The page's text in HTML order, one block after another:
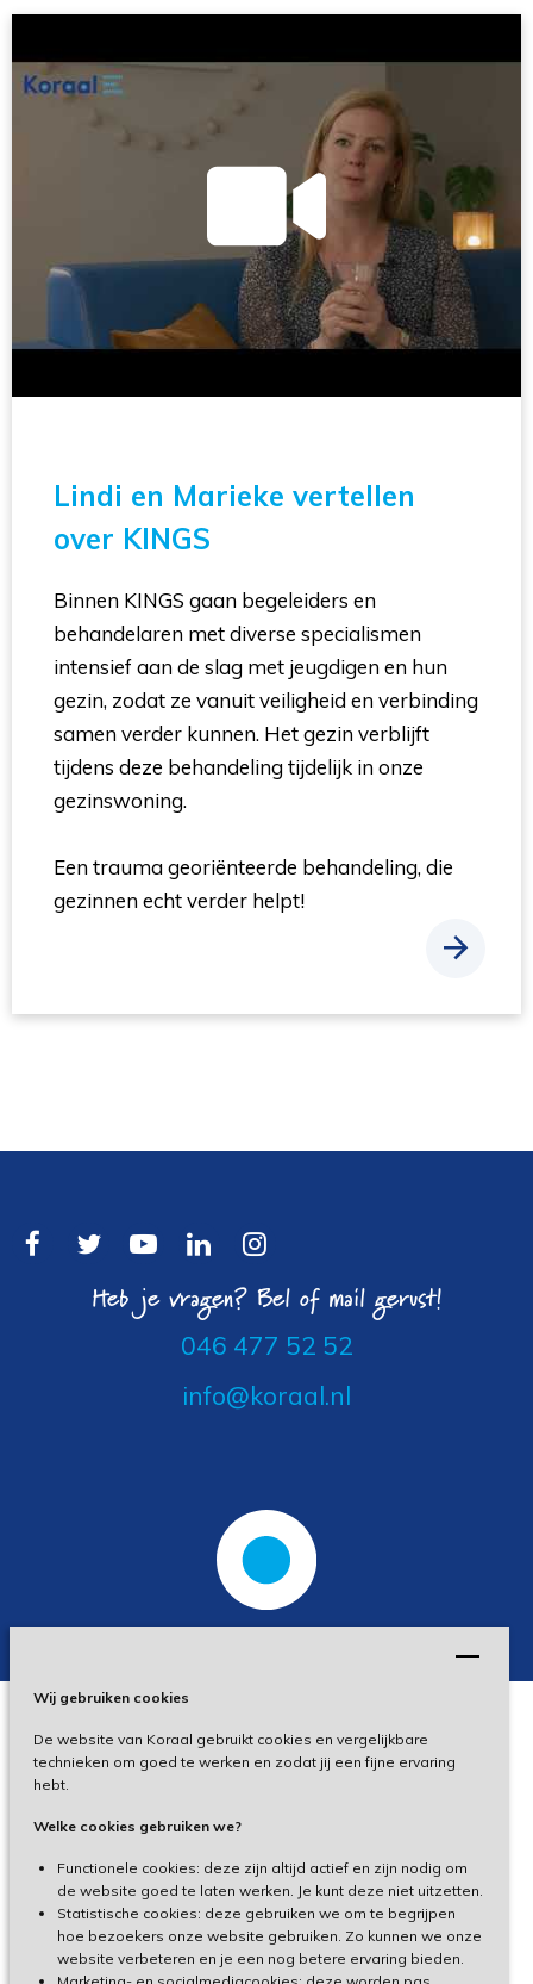
Wij gebruiken cookies
De website van Koraal gebruikt cookies en vergelijkbare
technieken om goed te werken en zodat jij een fijne ervaring
hebt.
Welke cookies gebruiken we?
Functionele cookies: deze zijn altijd actief en zijn nodig om
de website goed te laten werken. Je kunt deze niet uitzetten.
Statistische cookies: deze gebruiken we om te begrijpen
hoe bezoekers onze website gebruiken. Zo kunnen we onze
website verbeteren en je een nog betere ervaring bieden.
Lindi en Marieke vertellen
over KINGS
Binnen KINGS gaan begeleiders en
behandelaren met diverse specialismen
intensief aan de slag met jeugdigen en hun
gezin, zodat ze vanuit veiligheid en verbinding
samen verder kunnen. Het gezin verblijft
tijdens deze behandeling tijdelijk in onze
gezinswoning.
Een trauma georiënteerde behandeling, die
gezinnen echt verder helpt!
Heb je vragen? Bel of mail gerust!
046 477 52 52
info@koraal.nl
Privacy
Toegankelijkheid
Cliëntenportaal
Medewerkersportaal